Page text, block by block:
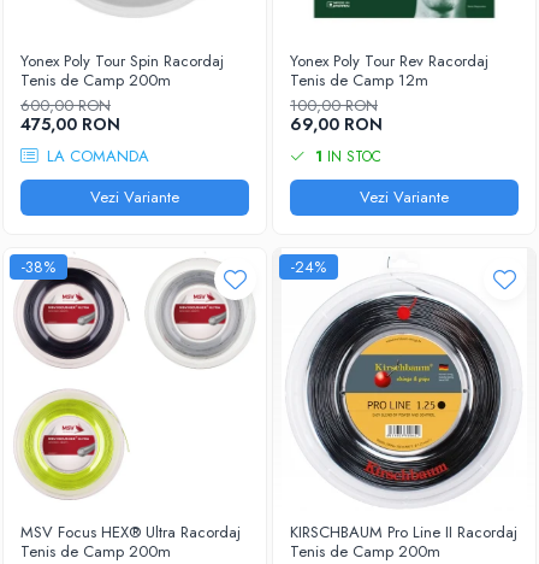
Yonex Poly Tour Spin Racordaj
Tenis de Camp 200m
600,00 RON
475,00 RON
LA COMANDA
Vezi Variante
Yonex Poly Tour Rev Racordaj
Tenis de Camp 12m
100,00 RON
69,00 RON
1 IN STOC
Vezi Variante
-38%
MSV Focus HEX® Ultra Racordaj
Tenis de Camp 200m
-24%
KIRSCHBAUM Pro Line II Racordaj
Tenis de Camp 200m